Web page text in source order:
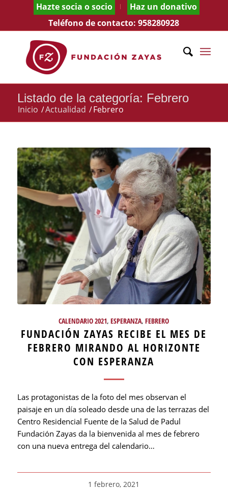
Hazte socia o socio
Haz un donativo
Teléfono de contacto:958280928
Listado de la categoría: Febrero
Inicio /Actualidad /Febrero
CALENDARIO 2021,ESPERANZA,FEBRERO
FUNDACIÓN ZAYAS RECIBE EL MES DE
FEBRERO MIRANDO AL HORIZONTE
CON ESPERANZA
Las protagonistas de la foto del mes observan el
paisaje en un día soleado desde una de las terrazas del
Centro Residencial Fuente de la Salud de Padul
Fundación Zayas da la bienvenida al mes de febrero
con una nueva entrega del calendario…
1 febrero, 2021